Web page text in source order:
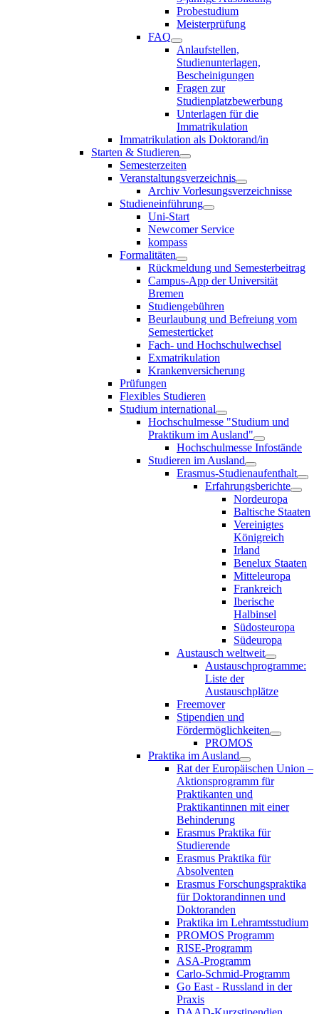
Probestudium
Meisterprüfung
FAQ
Anlaufstellen,
Studienunterlagen,
Bescheinigungen
Fragen zur
Studienplatzbewerbung
Unterlagen für die
Immatrikulation
Immatrikulation als Doktorand/in
Starten & Studieren
Semesterzeiten
Veranstaltungsverzeichnis
Archiv Vorlesungsverzeichnisse
Studieneinführung
Uni-Start
Newcomer Service
kompass
Formalitäten
Rückmeldung und Semesterbeitrag
Campus-App der Universität
Bremen
Studiengebühren
Beurlaubung und Befreiung vom
Semesterticket
Fach- und Hochschulwechsel
Exmatrikulation
Krankenversicherung
Prüfungen
Flexibles Studieren
Studium international
Hochschulmesse "Studium und
Praktikum im Ausland"
Hochschulmesse Infostände
Studieren im Ausland
Erasmus-Studienaufenthalt
Erfahrungsberichte
Nordeuropa
Baltische Staaten
Vereinigtes
Königreich
Irland
Benelux Staaten
Mitteleuropa
Frankreich
Iberische
Halbinsel
Südosteuropa
Südeuropa
Austausch weltweit
Austauschprogramme:
Liste der
Austauschplätze
Freemover
Stipendien und
Fördermöglichkeiten
PROMOS
Praktika im Ausland
Rat der Europäischen Union –
Aktionsprogramm für
Praktikanten und
Praktikantinnen mit einer
Behinderung
Erasmus Praktika für
Studierende
Erasmus Praktika für
Absolventen
Erasmus Forschungspraktika
für Doktorandinnen und
Doktoranden
Praktika im Lehramtsstudium
PROMOS Programm
RISE-Programm
ASA-Programm
Carlo-Schmid-Programm
Go East - Russland in der
Praxis